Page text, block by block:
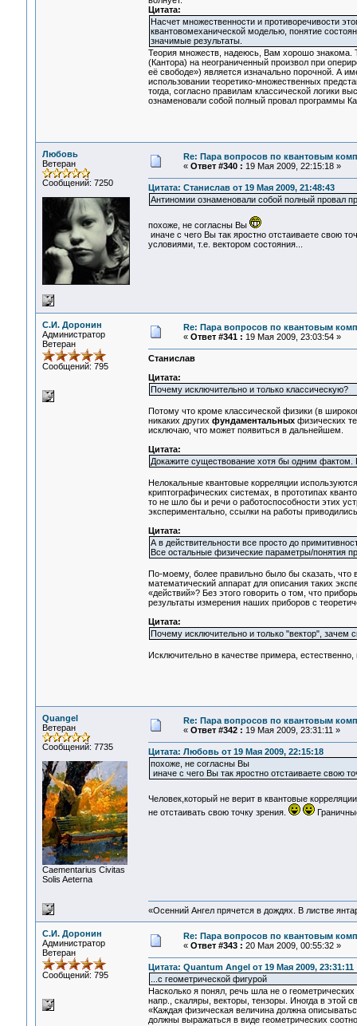
Цитата:
Насчет множественности и противоречивости
квантовомеханической моделью, понятие
значимые результаты.
Теория множеств, надеюсь, Вам хорошо знакома.
(Кантора) на неограниченный произвол при
её свободе») является изначально порочной. А
использовании теоретико-множественных
тогда, согласно правилам классической логики
ознаменовали собой полный провал программы
Любовь
Ветеран
Сообщений: 7250
Re: Пара вопросов по квантовым
« Ответ #340 : 19 Мая 2009, 22:15:18 »
Цитата: Станислав от 19 Мая 2009, 21:48:43
Антиномии ознаменовали собой полный провал
похоже, не согласны Вы
иначе с чего Вы так яростно отстаиваете свою
условиями, т.е. вектором состояния...
С.И. Доронин
Администратор
Ветеран
Сообщений: 795
Re: Пара вопросов по квантовым
« Ответ #341 : 19 Мая 2009, 23:03:54 »
Станислав
Цитата:
Почему исключительно и только классическую?
Потому что кроме классической физики (в
никаких других фундаментальныхфизических
исключаю, что может появиться в дальнейшем.
Цитата:
Докажите существование хотя бы одним фактом.
Нелокальные квантовые корреляции
криптографических системах, в прототипах
то не шло бы и речи о работоспособности этих
экспериментально, ссылки на работы
Цитата:
А в действительности все просто до
Все остальные физические параметры/понятия
По-моему, более правильно было бы сказать, что
математический аппарат для описания таких
«действий»? Без этого говорить о том, что
результаты измерения наших приборов с
Цитата:
Почему исключительно и только "вектор", зачем
Исключительно в качестве примера,
Quangel
Ветеран
Сообщений: 7735
Сaementarius Civitas
Solis Aeterna
Re: Пара вопросов по квантовым
« Ответ #342 : 19 Мая 2009, 23:31:11 »
Цитата: Любовь от 19 Мая 2009, 22:15:18
похоже, не согласны Вы
иначе с чего Вы так яростно отстаиваете свою
Человек,который не верит в квантовые
не отстаивать свою точку зрения.
«Осенний Ангел прячется в дождях. В листве
С.И. Доронин
Администратор
Ветеран
Сообщений: 795
Re: Пара вопросов по квантовым
« Ответ #343 : 20 Мая 2009, 00:55:32 »
Цитата: Quantum Angel от 19 Мая 2009, 23:31:11
...с геометрической фигурой
Насколько я понял, речь шла не о
напр., скаляры, векторы, тензоры. Иногда в этой
«Каждая физическая величина должна
должны выражаться в виде геометрических